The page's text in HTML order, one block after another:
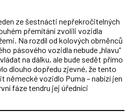
ze šestnácti nepřekročitelných
přemítání zvolili vozidla
Na rozdíl od kolových obrněnců
pásového vozidla nebude „hlavu“
na dálku, ale bude sedět přímo
dlouho dopředu zjevné, že tento
německé vozidlo Puma – nabízí jen
fáze tendru jej úředníci